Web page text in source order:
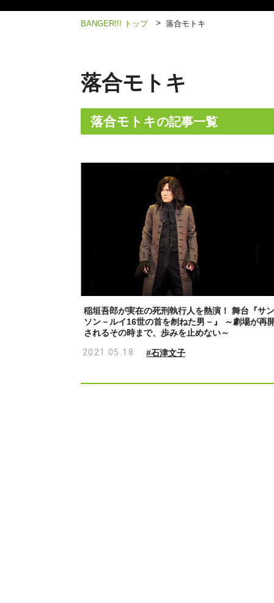
BANGER!!! トップ > 落合モトキ
落合モトキ
落合モトキの記事一覧
稲垣吾郎が実在の死刑執行人を熱演！ 舞台『サン
ソン－ルイ16世の首を刎ねた男－』 ～劇場が再
されるその時まで、歩みを止めない～
2021.05.18
#石津文子